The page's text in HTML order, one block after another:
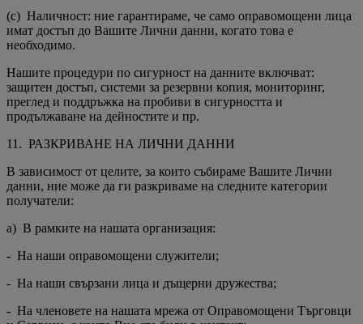
(c) Наличност: ние гарантираме, че само оправомощени лица
имат достъп до Вашите Лични данни, когато това е
необходимо.
Нашите процедури по сигурност на данните включват:
защитен достъп, системи за резервни копия, мониторинг,
преглед и поддръжка на пробиви в сигурността и
продължаване на дейностите и пр.
11. РАЗКРИВАНЕ НА ЛИЧНИ ДАННИ
В зависимост от целите, за които събираме Вашите Лични
данни, ние може да ги разкриваме на следните категории
получатели:
a) В рамките на нашата организация:
- На наши оправомощени служители;
- На наши свързани лица и дъщерни дружества;
- На членовете на нашата мрежа от Оправомощени Търговци